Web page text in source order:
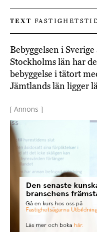
TEXT
Bebyggelsen i
Stockholms län har
bebyggelse i tätort
Jämtlands län ligger
[ Annons ]